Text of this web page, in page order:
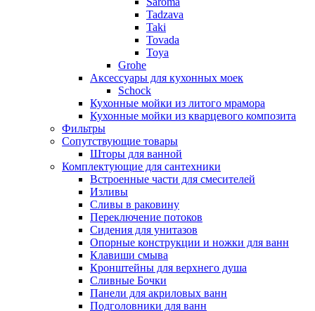
Tadzava
Taki
Tovada
Toya
Grohe
Аксессуары для кухонных моек
Schock
Кухонные мойки из литого мрамора
Кухонные мойки из кварцевого композита
Фильтры
Сопутствующие товары
Шторы для ванной
Комплектующие для сантехники
Встроенные части для смесителей
Изливы
Сливы в раковину
Переключение потоков
Сидения для унитазов
Опорные конструкции и ножки для ванн
Клавиши смыва
Кронштейны для верхнего душа
Сливные Бочки
Панели для акриловых ванн
Подголовники для ванн